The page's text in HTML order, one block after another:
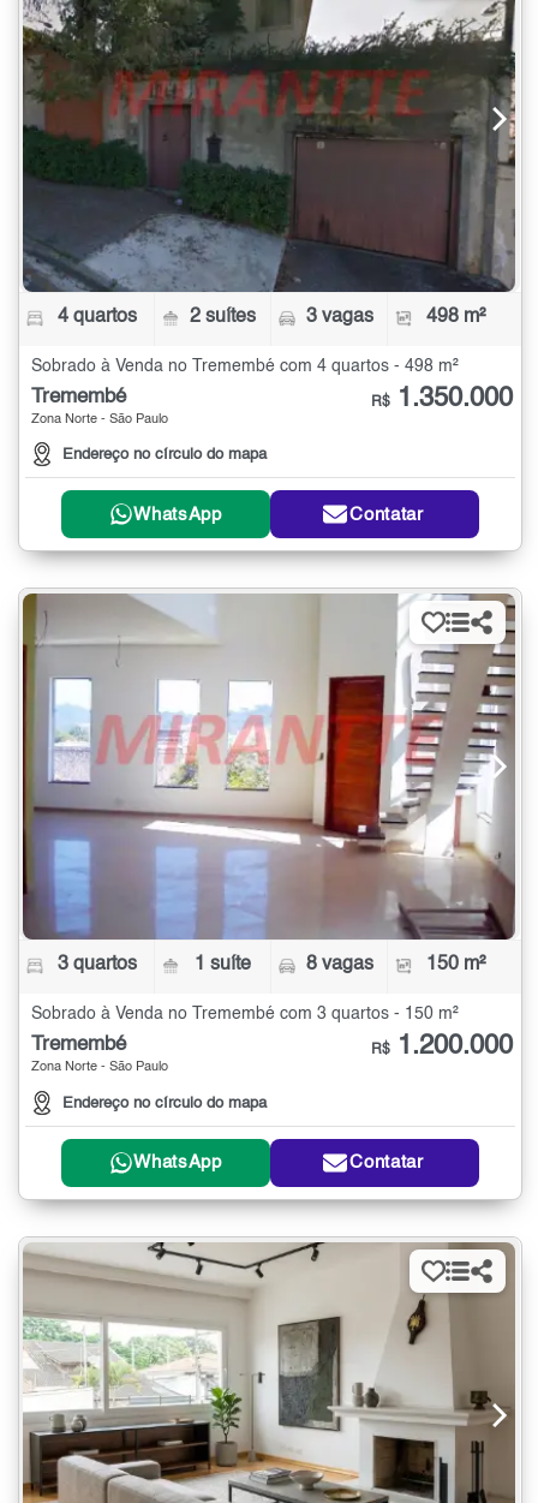
4 quartos 2 suítes 3 vagas 498 m²
Sobrado à Venda no Tremembé com 4 quartos - 498 m²
Tremembé
Zona Norte - São Paulo
Endereço no círculo do mapa
R$ 1.350.000
WhatsApp Contatar
3 quartos 1 suíte 8 vagas 150 m²
Sobrado à Venda no Tremembé com 3 quartos - 150 m²
Tremembé
Zona Norte - São Paulo
Endereço no círculo do mapa
R$ 1.200.000
WhatsApp Contatar